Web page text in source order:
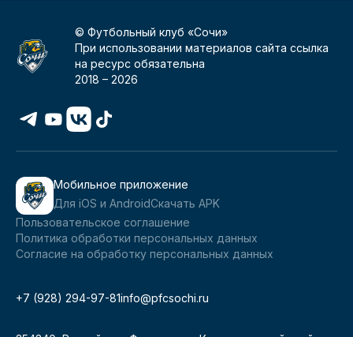
© Футбольный клуб «Сочи»
При использовании материалов сайта ссылка
на ресурс обязательна
2018 –2026
Мобильное приложение
Для iOS и AndroidСкачать APK
Пользовательское соглашение
Политика обработки персональных данных
Согласие на обработку персональных данных
+7 (928) 294-97-81info@pfcsochi.ru